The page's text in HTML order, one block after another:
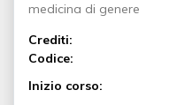
medicina di genere
Crediti:
Codice:
Inizio corso: